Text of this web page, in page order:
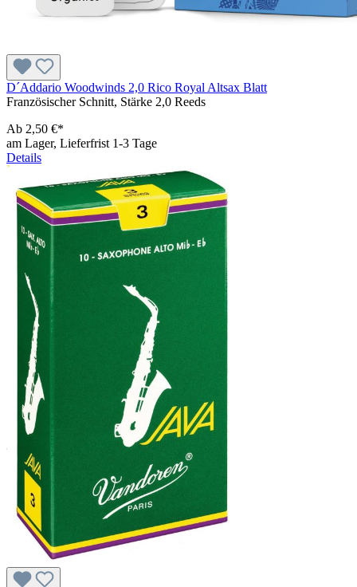
D´Addario Woodwinds 2,0 Rico Royal Altsax Blatt
Französischer Schnitt, Stärke 2,0 Reeds
Ab 2,50 €*
am Lager, Lieferfrist 1-3 Tage
Details